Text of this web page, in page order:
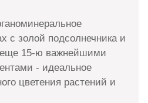
с золой подсолнечника и
15-ю важнейшими
- идеальное
цветения растений и